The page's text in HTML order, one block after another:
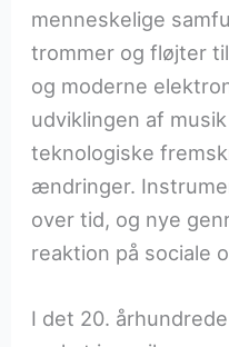
menneskelige
trommer og fløjter
og moderne
udviklingen af
teknologiske
ændringer.
over tid, og nye
reaktion på sociale
I det 20.